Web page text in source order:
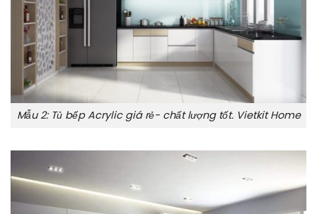
Mẫu 2: Tủ bếp Acrylic giá rẻ- chất lượng tốt. Vietkit Home